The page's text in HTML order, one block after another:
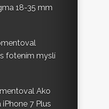
18-35 mm
fotením myslí
Ako
7 Plus